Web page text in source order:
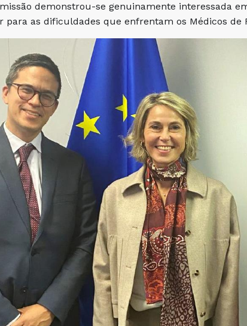
demonstrou-se genuinamente interessada
para as dificuldades que enfrentam os Médicos de